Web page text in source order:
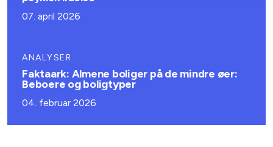
07. april 2026
ANALYSER
Faktaark: Almene boliger på de mindre øer:
Beboere og boligtyper
04. februar 2026